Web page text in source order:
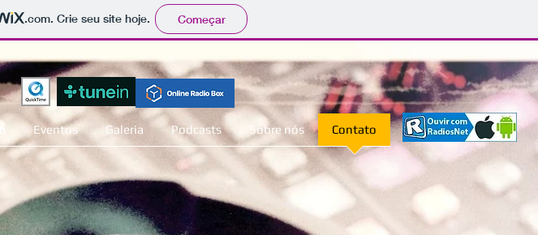
.com. Crie seu site hoje. Começar
Eventos Galeria Podcasts Sobre nós Contato